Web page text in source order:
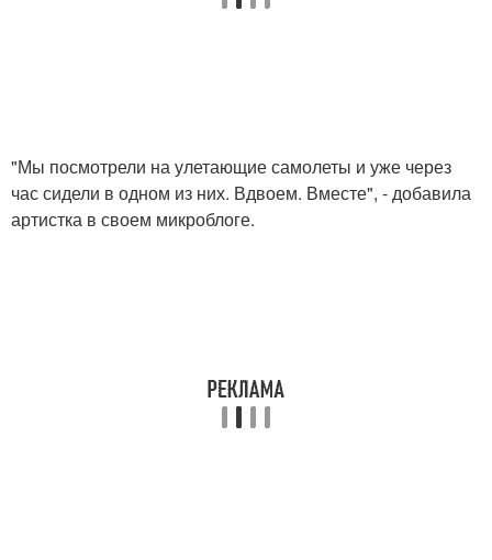
"Мы посмотрели на улетающие самолеты и уже через
час сидели в одном из них. Вдвоем. Вместе", - добавила
артистка в своем микроблоге.